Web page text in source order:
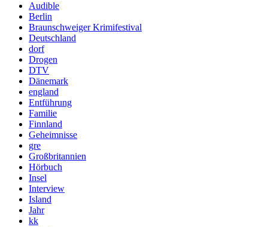
Audible
Berlin
Braunschweiger Krimifestival
Deutschland
dorf
Drogen
DTV
Dänemark
england
Entführung
Familie
Finnland
Geheimnisse
gre
Großbritannien
Hörbuch
Insel
Interview
Island
Jahr
kk